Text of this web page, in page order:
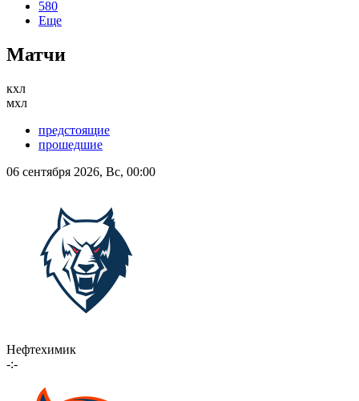
580
Еще
Матчи
кхл
мхл
предстоящие
прошедшие
06 сентября 2026, Вс, 00:00
Нефтехимик
-:-